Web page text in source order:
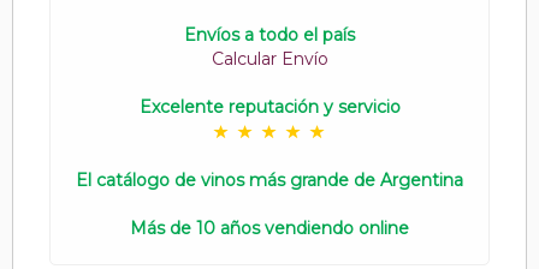
Envíos a todo el país
Calcular Envío
Excelente reputación y servicio
El catálogo de vinos más grande de Argentina
Más de 10 años vendiendo online